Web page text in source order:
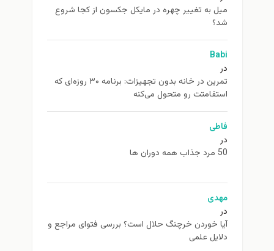
ميل به تغيير چهره در مایکل جکسون از كجا شروع
شد؟
Babi
در
تمرین در خانه بدون تجهیزات: برنامه ۳۰ روزه‌ای که
استقامتت رو متحول می‌کنه
فاطی
در
50 مرد جذاب همه دوران ها
مهدی
در
آیا خوردن خرچنگ حلال است؟ بررسی فتوای مراجع و
دلایل علمی